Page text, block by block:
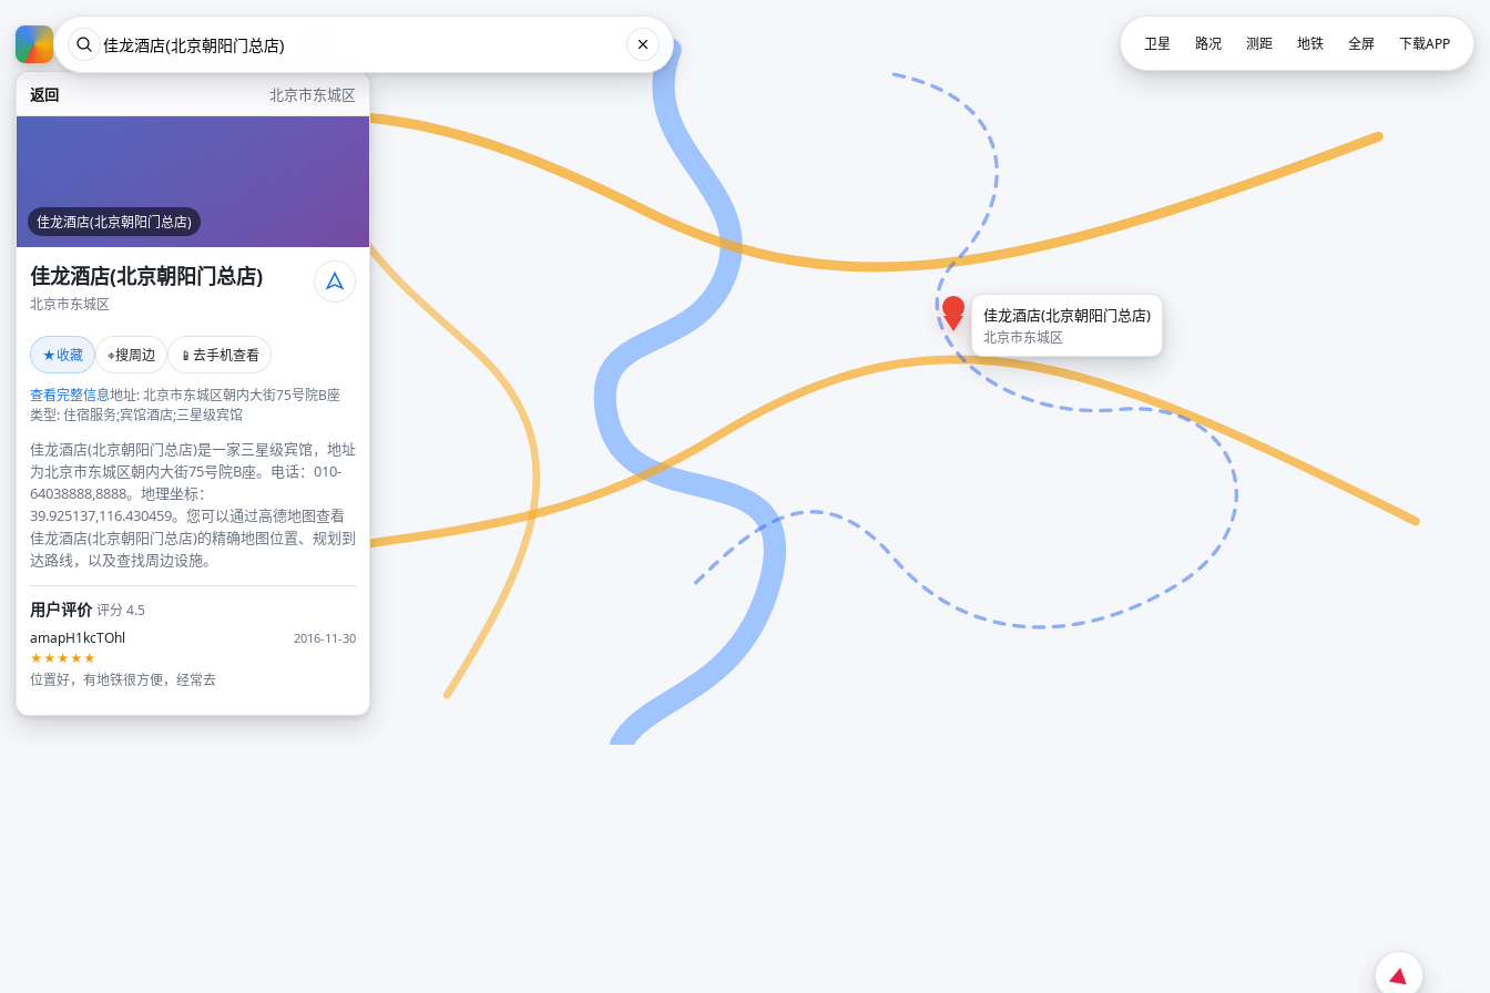
返回 北京市东城区
佳龙酒店(北京朝阳门总店)
佳龙酒店(北京朝阳门总店)
北京市东城区
★收藏 ⌖搜周边 📱 去手机查看
查看完整信息地址: 北京市东城区朝内大街75号院B座
类型: 住宿服务;宾馆酒店;三星级宾馆
佳龙酒店(北京朝阳门总店)是一家三星级宾馆，地址
为北京市东城区朝内大街75号院B座。电话：010-
64038888,8888。地理坐标：
39.925137,116.430459。您可以通过高德地图查看
佳龙酒店(北京朝阳门总店)的精确地图位置、规划到
达路线，以及查找周边设施。
用户评价评分 4.5
amapH1kcTOhl
2016-11-30
★★★★★
位置好，有地铁很方便，经常去
佳龙酒店(北京朝阳门总店)
北京市东城区
卫星 路况 测距 地铁 全屏 下载APP